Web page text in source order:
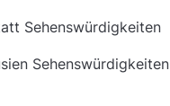
Sehenswürdigkeiten
Sehenswürdigkeiten